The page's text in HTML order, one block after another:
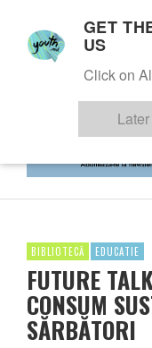
BIBLIOTECĂ EDUCATIE
FUTURE
CONSUM
SĂRBĂTORI
GET
US
Click on
Later